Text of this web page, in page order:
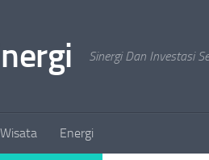
Sinergi Dan Investasi
Wisata Energi